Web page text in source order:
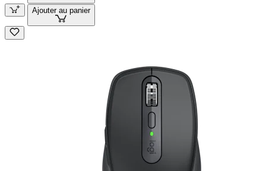
Ajouter au panier